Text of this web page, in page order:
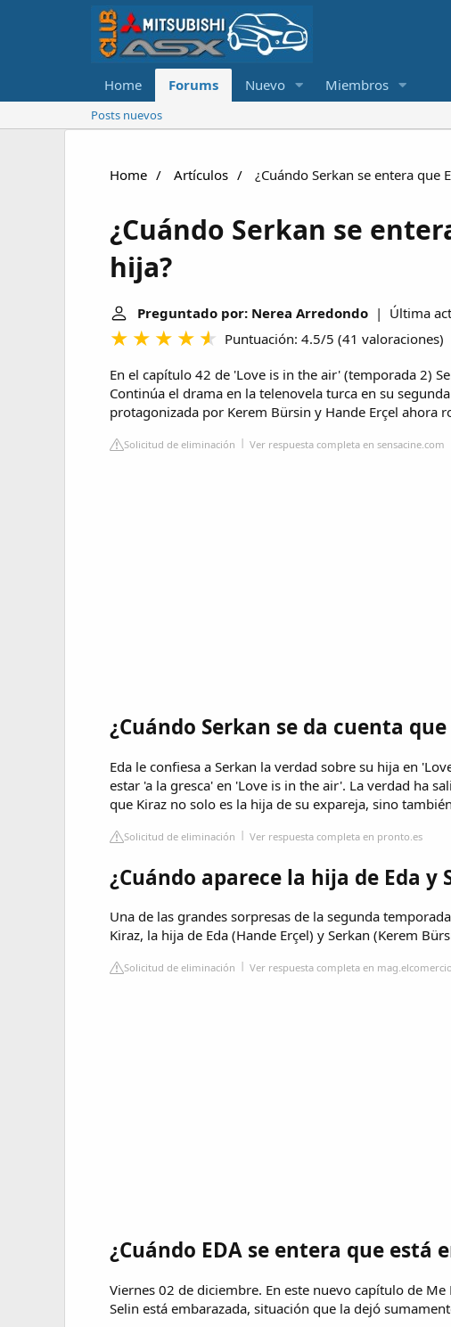
Home Forums Nuevo Miembros
Posts nuevos
Home Artículos ¿Cuándo Serkan se entera que
¿Cuándo Serkan se
hija?
Preguntado por: Nerea Arredondo | Última
Puntuación: 4.5/5 (41 valoraciones)
En el capítulo 42 de 'Love is in the air' (temporada 2)
Continúa el drama en la telenovela turca en su
protagonizada por Kerem Bürsin y Hande Erçel ahora
Solicitud de eliminación Ver respuesta completa en sensacine.com
¿Cuándo Serkan se da cuenta
Eda le confiesa a Serkan la verdad sobre su hija en
estar 'a la gresca' en 'Love is in the air'. La verdad ha
que Kiraz no solo es la hija de su expareja, sino
Solicitud de eliminación Ver respuesta completa en pronto.es
¿Cuándo aparece la hija de Eda y
Una de las grandes sorpresas de la segunda
Kiraz, la hija de Eda (Hande Erçel) y Serkan (Kerem
Solicitud de eliminación Ver respuesta completa en
¿Cuándo EDA se entera que está
Viernes 02 de diciembre. En este nuevo capítulo de
Selin está embarazada, situación que la dejó